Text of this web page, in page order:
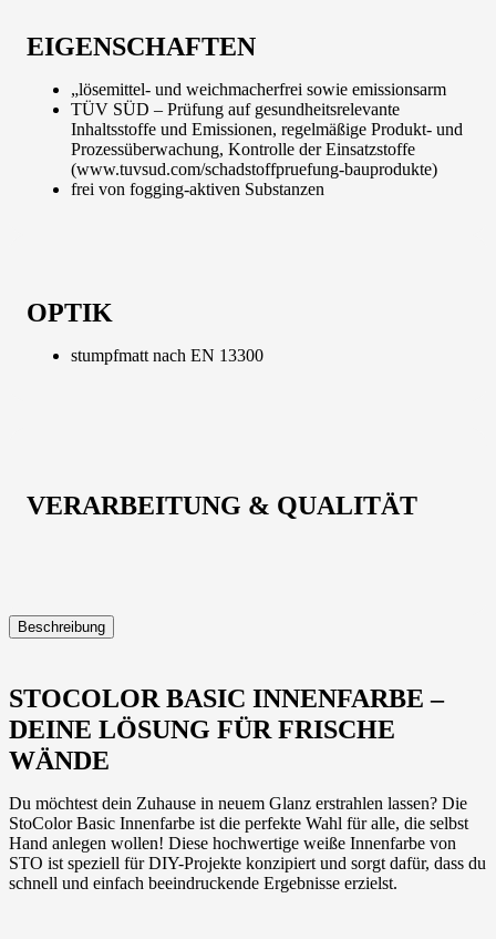
EIGENSCHAFTEN
„lösemittel- und weichmacherfrei sowie emissionsarm
TÜV SÜD – Prüfung auf gesundheitsrelevante
Inhaltsstoffe und Emissionen, regelmäßige Produkt- und
Prozessüberwachung, Kontrolle der Einsatzstoffe
(www.tuvsud.com/schadstoffpruefung-bauprodukte)
frei von fogging-aktiven Substanzen
OPTIK
stumpfmatt nach EN 13300
VERARBEITUNG & QUALITÄT
Beschreibung
STOCOLOR BASIC INNENFARBE –
DEINE LÖSUNG FÜR FRISCHE
WÄNDE
Du möchtest dein Zuhause in neuem Glanz erstrahlen lassen? Die
StoColor Basic Innenfarbe ist die perfekte Wahl für alle, die selbst
Hand anlegen wollen! Diese hochwertige weiße Innenfarbe von
STO ist speziell für DIY-Projekte konzipiert und sorgt dafür, dass du
schnell und einfach beeindruckende Ergebnisse erzielst.